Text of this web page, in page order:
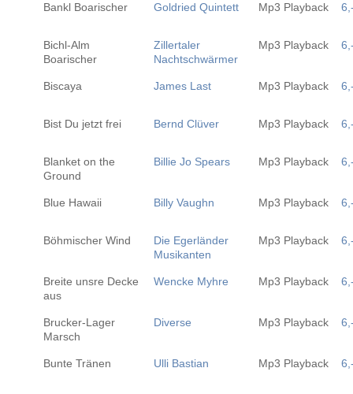
Bankl Boarischer Goldried Quintett Mp3 Playback
Bichl-Alm
Boarischer
Zillertaler
Nachtschwärmer
Mp3 Playback
Biscaya James Last Mp3 Playback
Bist Du jetzt frei Bernd Clüver Mp3 Playback
Blanket on the
Ground
Billie Jo Spears Mp3 Playback
Blue Hawaii Billy Vaughn Mp3 Playback
Böhmischer Wind
Die Egerländer
Musikanten
Mp3 Playback
Breite unsre Decke
aus
Wencke Myhre Mp3 Playback
Brucker-Lager
Marsch
Diverse Mp3 Playback
Bunte Tränen Ulli Bastian Mp3 Playback